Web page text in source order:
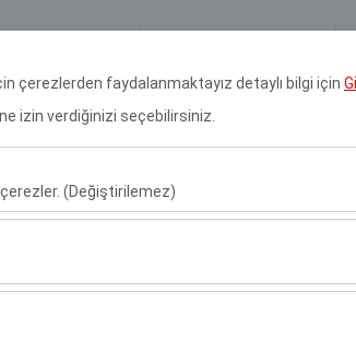
çerezlerden faydalanmaktayız detaylı bilgi için
izin verdiğinizi seçebilirsiniz.
çerezler. (Değiştirilemez)
güvenlik, oturum yönetimi ve temel
(ziyaretçi sayısı, en çok ziyaret edilen
performansını ölçmek ve kullanıcı deneyimini
Tarih & Saat